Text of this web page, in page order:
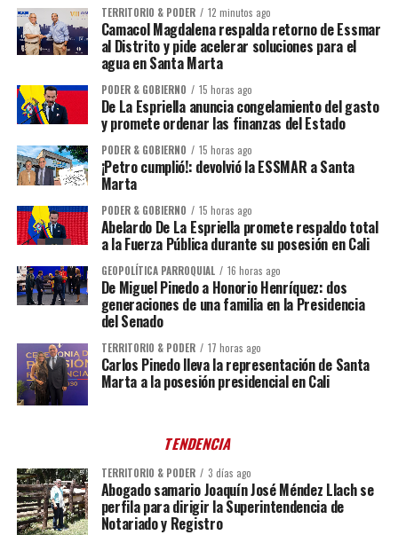
TERRITORIO & PODER 12 minutos ago
Camacol Magdalena respalda retorno de Essmar
al Distrito y pide acelerar soluciones para el
agua en Santa Marta
PODER & GOBIERNO 15 horas ago
De La Espriella anuncia congelamiento del gasto
y promete ordenar las finanzas del Estado
PODER & GOBIERNO 15 horas ago
¡Petro cumplió!: devolvió la ESSMAR a Santa
Marta
PODER & GOBIERNO 15 horas ago
Abelardo De La Espriella promete respaldo total
a la Fuerza Pública durante su posesión en Cali
GEOPOLÍTICA PARROQUIAL 16 horas ago
De Miguel Pinedo a Honorio Henríquez: dos
generaciones de una familia en la Presidencia
del Senado
TERRITORIO & PODER 17 horas ago
Carlos Pinedo lleva la representación de Santa
Marta a la posesión presidencial en Cali
TENDENCIA
TERRITORIO & PODER 3 días ago
Abogado samario Joaquín José Méndez Llach se
perfila para dirigir la Superintendencia de
Notariado y Registro